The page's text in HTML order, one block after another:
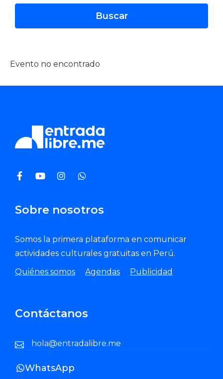
Evento no encontrado
Sobre nosotros
Somos la primera plataforma en comunicar
actividades culturales gratuitas en Perú.
Quiénes somos
Agendas Publicidad
Contáctanos
hola@entradalibre.me
WhatsApp